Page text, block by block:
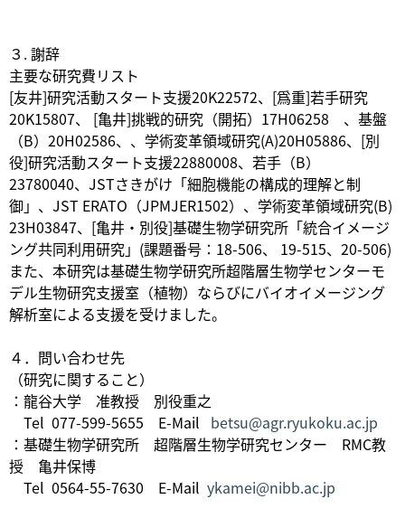
３. 謝辞
主要な研究費リスト
[友井]研究活動スタート支援20K22572、[爲重]若手研究
20K15807、 [亀井]挑戦的研究（開拓）17H06258 、基盤
（B）20H02586、、学術変革領域研究(A)20H05886、[別
役]研究活動スタート支援22880008、若手（B）
23780040、JSTさきがけ「細胞機能の構成的理解と制
御」、JST ERATO（JPMJER1502）、学術変革領域研究(B)
23H03847、[亀井・別役]基礎生物学研究所「統合イメージ
ング共同利用研究」(課題番号：18-506、 19-515、20-506)
また、本研究は基礎生物学研究所超階層生物学センターモ
デル生物研究支援室（植物）ならびにバイオイメージング
解析室による支援を受けました。
４．問い合わせ先
（研究に関すること）
：龍谷大学 准教授 別役重之
Tel 077-599-5655 E-Mail betsu@agr.ryukoku.ac.jp
：基礎生物学研究所 超階層生物学研究センター RMC教
授 亀井保博
Tel 0564-55-7630 E-Mail ykamei@nibb.ac.jp